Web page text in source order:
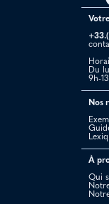
Du
9h-
Nos
À
Qui